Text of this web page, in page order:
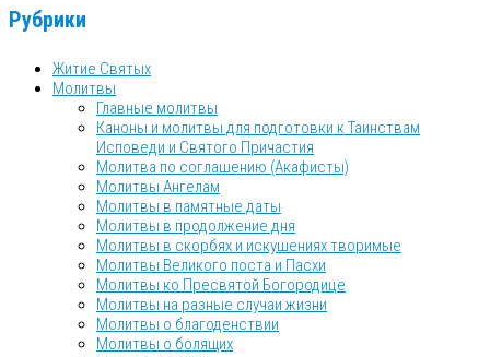
Рубрики
Житие Святых
Молитвы
Главные молитвы
Каноны и молитвы для подготовки к Таинствам
Исповеди и Святого Причастия
Молитва по соглашению (Акафисты)
Молитвы Ангелам
Молитвы в памятные даты
Молитвы в продолжение дня
Молитвы в скорбях и искушениях творимые
Молитвы Великого поста и Пасхи
Молитвы ко Пресвятой Богородице
Молитвы на разные случаи жизни
Молитвы о благоденствии
Молитвы о болящих